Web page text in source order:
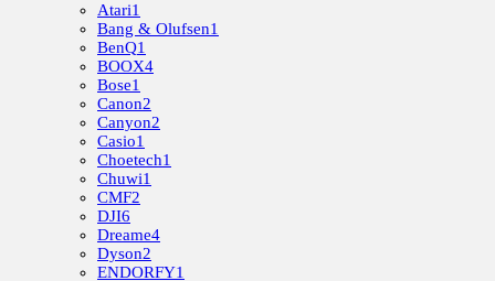
Atari1
Bang & Olufsen1
BenQ1
BOOX4
Bose1
Canon2
Canyon2
Casio1
Choetech1
Chuwi1
CMF2
DJI6
Dreame4
Dyson2
ENDORFY1